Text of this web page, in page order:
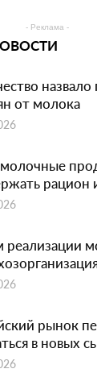
- Реклама -
от молока
рацион
рынок
в новых